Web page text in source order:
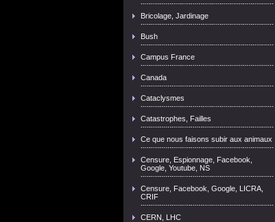
Bricolage, Jardinage
Bush
Campus France
Canada
Cataclysmes
Catastrophes, Failles
Ce que nous faisons subir aux animaux
Censure, Espionnage, Facebook,
Google, Youtube, NS
Censure, Facebook, Google, LICRA,
CRIF
CERN, LHC